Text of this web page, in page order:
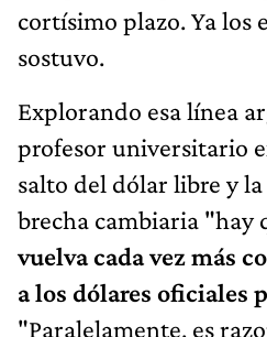
cortísimo plazo. Ya los
sostuvo.
Explorando esa línea
profesor universitario
salto del dólar libre y
brecha cambiaria "hay
vuelva cada vez más
a los dólares oficiales
"Paralelamente, es